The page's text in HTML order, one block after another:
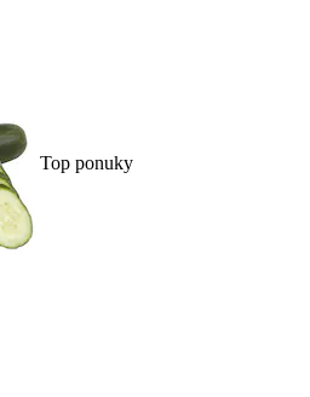
Top ponuky